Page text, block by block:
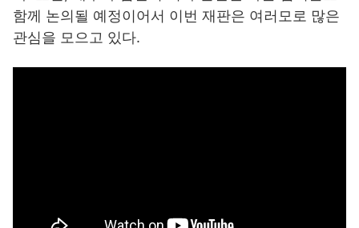
함께 논의될 예정이어서 이번 재판은 여러모로 많은
관심을 모으고 있다.